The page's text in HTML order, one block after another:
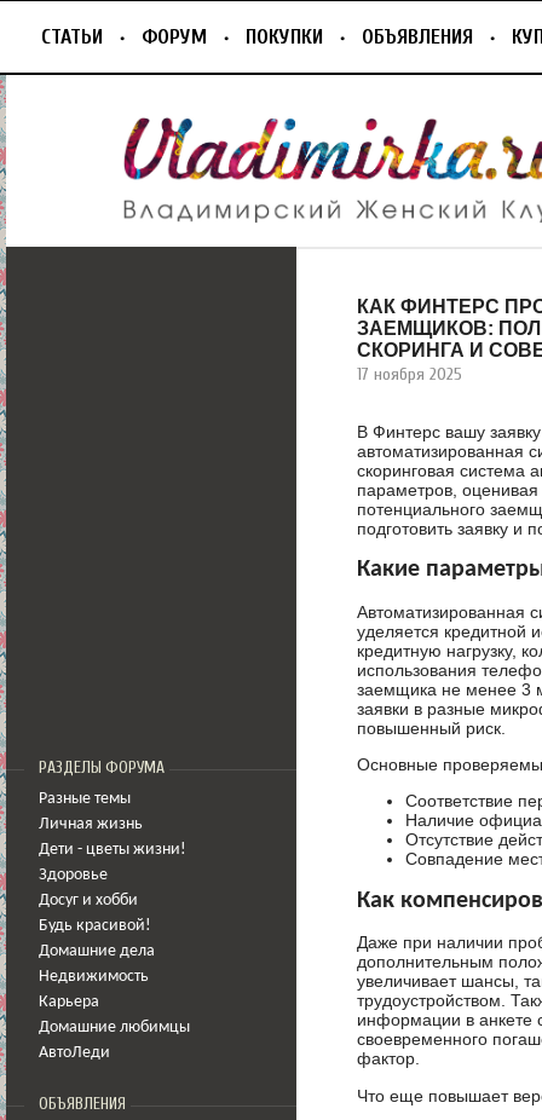
СТАТЬИ ФОРУМ ПОКУПКИ ОБЪЯВЛЕНИЯ
РАЗДЕЛЫ ФОРУМА
Разные темы
Личная жизнь
Дети - цветы жизни!
Здоровье
Досуг и хобби
Будь красивой!
Домашние дела
Недвижимость
Карьера
Домашние любимцы
АвтоЛеди
ОБЪЯВЛЕНИЯ
КАК ФИНТЕРС
ЗАЕМЩИКОВ:
СКОРИНГА И
17 ноября 2025
В Финтерс вашу
автоматизированная
скоринговая система
параметров,
потенциального
подготовить заявку и
Какие
Автоматизированная
уделяется кредитной
кредитную нагрузку,
использования
заемщика не менее 3
заявки в разные
повышенный риск.
Основные
Соответствие
Наличие
Отсутствие
Совпадение
Как
Даже при наличии
дополнительным
увеличивает шансы,
трудоустройством.
информации в анкете
своевременного
фактор.
Что еще повышает